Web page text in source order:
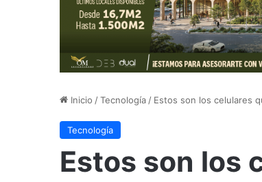
Inicio /Tecnología / Estos son los celulares
Tecnología
Estos son los